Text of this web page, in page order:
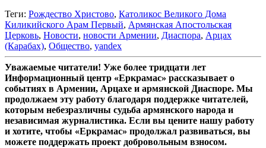
Теги: Рождество Христово, Католикос Великого Дома
Киликийского Арам Первый, Армянская Апостольская
Церковь, Новости, новости Армении, Диаспора, Арцах
(Карабах), Общество, yandex
Уважаемые читатели! Уже более тридцати лет
Информационный центр «Еркрамас» рассказывает о
событиях в Армении, Арцахе и армянской Диаспоре. Мы
продолжаем эту работу благодаря поддержке читателей,
которым небезразличны судьба армянского народа и
независимая журналистика. Если вы цените нашу работу
и хотите, чтобы «Еркрамас» продолжал развиваться, вы
можете поддержать проект добровольным взносом.